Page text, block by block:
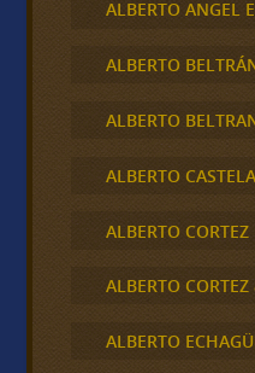
ALBERTO ANGEL
ALBERTO
ALBERTO
ALBERTO
ALBERTO CORTEZ
ALBERTO
ALBERTO